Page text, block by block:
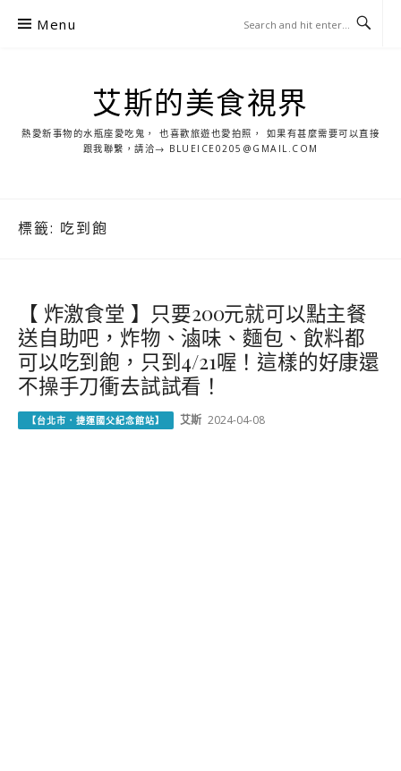
Menu
艾斯的美食視界
熱愛新事物的水瓶座愛吃鬼， 也喜歡旅遊也愛拍照， 如果有甚麼需要可以直接
跟我聯繫，請洽→ BLUEICE0205@GMAIL.COM
標籤: 吃到飽
【 炸激食堂 】只要200元就可以點主餐
送自助吧，炸物、滷味、麵包、飲料都
可以吃到飽，只到4/21喔！這樣的好康還
不操手刀衝去試試看！
【台北市．捷運國父紀念館站】 艾斯 2024-04-08